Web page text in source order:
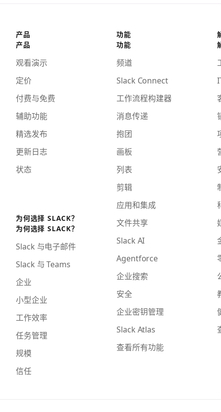
产品
产品
观看演示
定价
付费与免费
辅助功能
精选发布
更新日志
状态
为何选择 SLACK？
为何选择 SLACK？
Slack 与电子邮件
Slack 与 Teams
企业
小型企业
工作效率
任务管理
规模
信任
功能
功能
频道
Slack Connect
工作流程构建器
消息传递
抱团
画板
列表
剪辑
应用和集成
文件共享
Slack AI
Agentforce
企业搜索
安全
企业密钥管理
Slack Atlas
查看所有功能